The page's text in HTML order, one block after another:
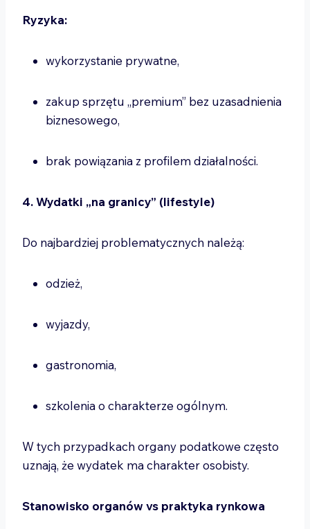
Ryzyka:
wykorzystanie prywatne,
zakup sprzętu „premium” bez uzasadnienia
biznesowego,
brak powiązania z profilem działalności.
4. Wydatki „na granicy” (lifestyle)
Do najbardziej problematycznych należą:
odzież,
wyjazdy,
gastronomia,
szkolenia o charakterze ogólnym.
W tych przypadkach organy podatkowe często
uznają, że wydatek ma charakter osobisty.
Stanowisko organów vs praktyka rynkowa